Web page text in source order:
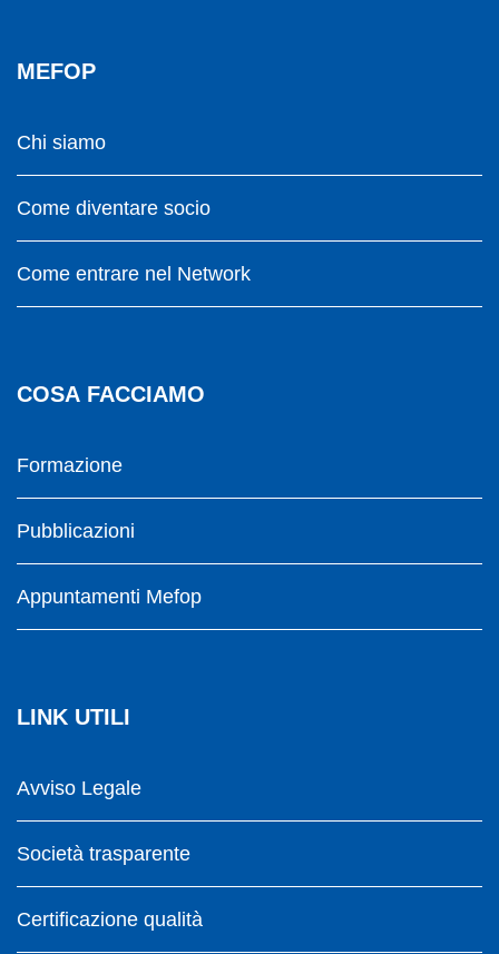
MEFOP
Chi siamo
Come diventare socio
Come entrare nel Network
COSA FACCIAMO
Formazione
Pubblicazioni
Appuntamenti Mefop
LINK UTILI
Avviso Legale
Società trasparente
Certificazione qualità